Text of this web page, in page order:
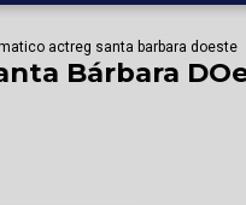
actreg santa barbara doeste
Bárbara